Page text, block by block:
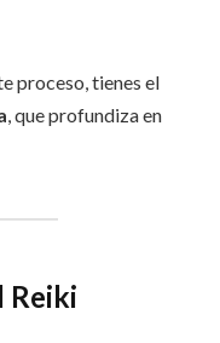
proceso, tienes el
, que profundiza en
Reiki